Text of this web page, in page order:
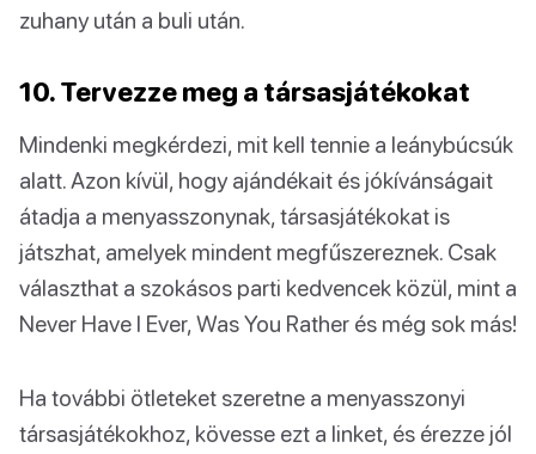
zuhany után a buli után.
10. Tervezze meg a társasjátékokat
Mindenki megkérdezi, mit kell tennie a leánybúcsúk
alatt. Azon kívül, hogy ajándékait és jókívánságait
átadja a menyasszonynak, társasjátékokat is
játszhat, amelyek mindent megfűszereznek. Csak
választhat a szokásos parti kedvencek közül, mint a
Never Have I Ever, Was You Rather és még sok más!
Ha további ötleteket szeretne a menyasszonyi
társasjátékokhoz, kövesse ezt a linket, és érezze jól